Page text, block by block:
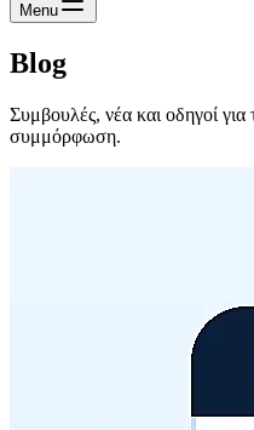
Menu
Blog
Συμβουλές, νέα και οδηγοί
συμμόρφωση.